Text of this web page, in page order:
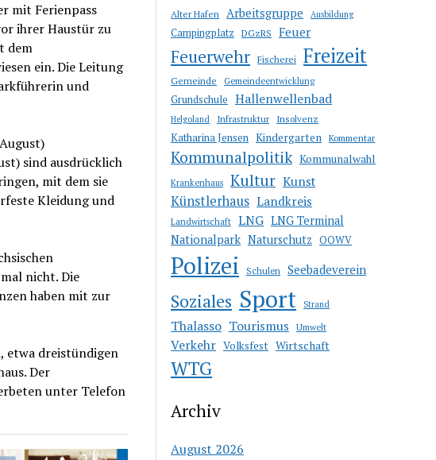
mit Ferienpass
ihrer Haustür zu
dem
ein. Die Leitung
und
sind ausdrücklich
mit dem sie
Kleidung und
nicht. Die
haben mit zur
etwa dreistündigen
Der
unter Telefon
Alter Hafen Arbeitsgruppe Ausbildung
Campingplatz DGzRS Feuer
Feuerwehr Fischerei Freizeit
Gemeinde Gemeindeentwicklung
Grundschule Hallenwellenbad
Helgoland Infrastruktur Insolvenz
Katharina Jensen Kindergarten Kommentar
Kommunalpolitik Kommunalwahl
Krankenhaus Kultur Kunst
Künstlerhaus Landkreis
Landwirtschaft LNG LNG Terminal
Nationalpark Naturschutz OOWV
Polizei Schulen Seebadeverein
Soziales Sport Strand
Thalasso Tourismus Umwelt
Verkehr Volksfest Wirtschaft
WTG
Archiv
August 2026